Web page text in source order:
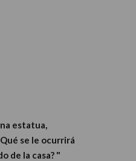
estatua,
se le ocurrirá
de la casa? "